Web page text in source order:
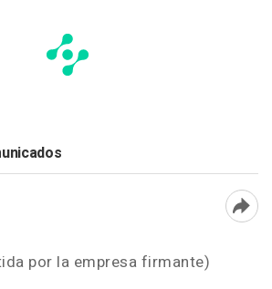
por la empresa firmante)